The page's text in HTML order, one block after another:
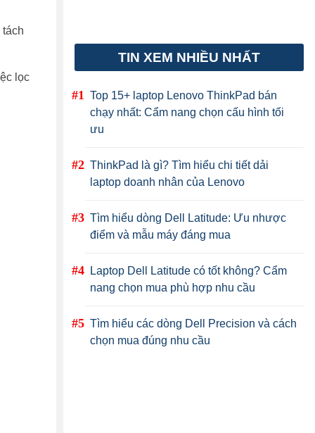
lọc
TIN XEM NHIỀU NHẤT
Top 15+ laptop Lenovo ThinkPad bán
chạy nhất: Cẩm nang chọn cấu hình tối
ưu
ThinkPad là gì? Tìm hiểu chi tiết dải
laptop doanh nhân của Lenovo
Tìm hiểu dòng Dell Latitude: Ưu nhược
điểm và mẫu máy đáng mua
Laptop Dell Latitude có tốt không? Cẩm
nang chọn mua phù hợp nhu cầu
Tìm hiểu các dòng Dell Precision và cách
chọn mua đúng nhu cầu